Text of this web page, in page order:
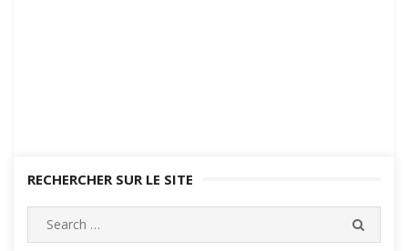
RECHERCHER SUR LE SITE
Search
for: